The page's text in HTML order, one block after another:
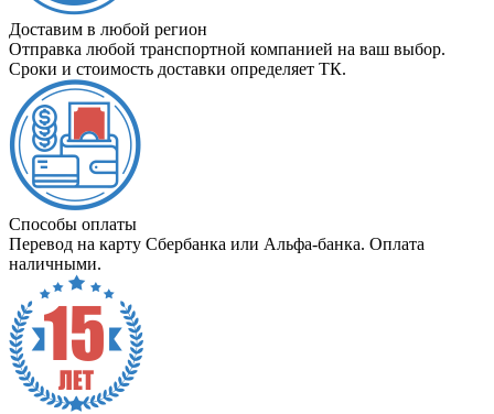
Доставим в любой регион
Отправка любой транспортной компанией на ваш выбор.
Сроки и стоимость доставки определяет ТК.
Способы оплаты
Перевод на карту Сбербанка или Альфа-банка. Оплата
наличными.